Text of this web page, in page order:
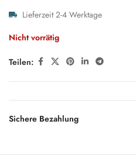
Lieferzeit 2-4 Werktage
Nicht vorrätig
Teilen:
Sichere Bezahlung